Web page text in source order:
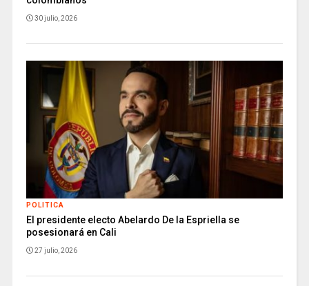
30 julio, 2026
POLITICA
El presidente electo Abelardo De la Espriella se
posesionará en Cali
27 julio, 2026